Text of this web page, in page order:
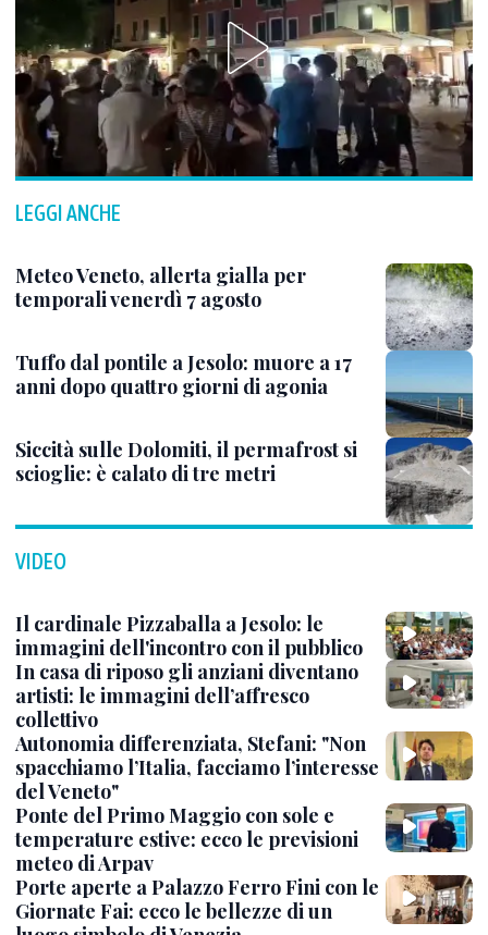
LEGGI ANCHE
Meteo Veneto, allerta gialla per
temporali venerdì 7 agosto
Tuffo dal pontile a Jesolo: muore a 17
anni dopo quattro giorni di agonia
Siccità sulle Dolomiti, il permafrost si
scioglie: è calato di tre metri
VIDEO
Il cardinale Pizzaballa a Jesolo: le
immagini dell'incontro con il pubblico
In casa di riposo gli anziani diventano
artisti: le immagini dell’affresco
collettivo
Autonomia differenziata, Stefani: "Non
spacchiamo l’Italia, facciamo l’interesse
del Veneto"
Ponte del Primo Maggio con sole e
temperature estive: ecco le previsioni
meteo di Arpav
Porte aperte a Palazzo Ferro Fini con le
Giornate Fai: ecco le bellezze di un